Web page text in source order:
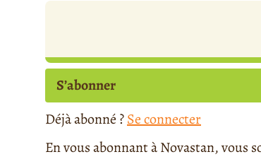
S’abonner
Déjà abonné ?Se connecter
En vous abonnant à Novastan, vous